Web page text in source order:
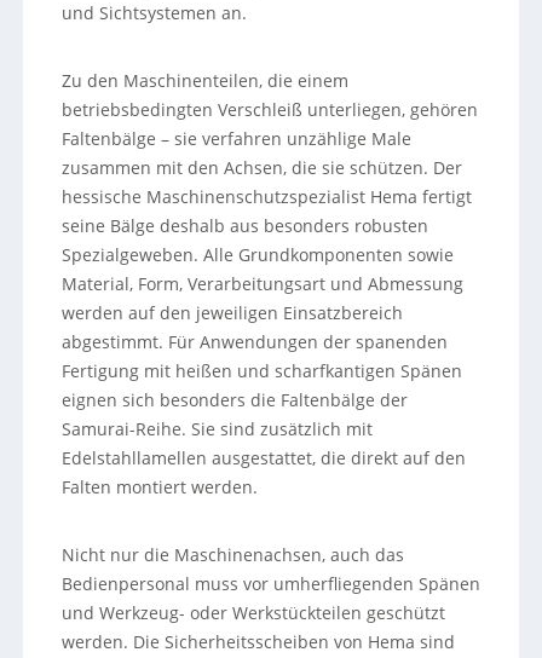
und Sichtsystemen an.
Zu den Maschinenteilen, die einem
betriebsbedingten Verschleiß unterliegen, gehören
Faltenbälge – sie verfahren unzählige Male
zusammen mit den Achsen, die sie schützen. Der
hessische Maschinenschutzspezialist Hema fertigt
seine Bälge deshalb aus besonders robusten
Spezialgeweben. Alle Grundkomponenten sowie
Material, Form, Verarbeitungsart und Abmessung
werden auf den jeweiligen Einsatzbereich
abgestimmt. Für Anwendungen der spanenden
Fertigung mit heißen und scharfkantigen Spänen
eignen sich besonders die Faltenbälge der
Samurai-Reihe. Sie sind zusätzlich mit
Edelstahllamellen ausgestattet, die direkt auf den
Falten montiert werden.
Nicht nur die Maschinenachsen, auch das
Bedienpersonal muss vor umherfliegenden Spänen
und Werkzeug- oder Werkstückteilen geschützt
werden. Die Sicherheitsscheiben von Hema sind